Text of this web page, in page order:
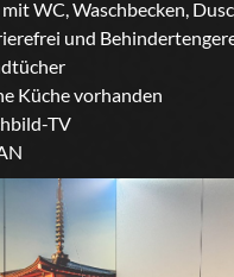
mit WC, Waschbecken,
und
Küche vorhanden
TV